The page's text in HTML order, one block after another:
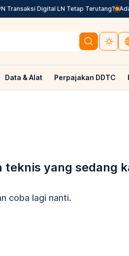
Digital LN Tetap Terutang? Ada
Data & Alat Perpajakan DDTC
teknis yang sedang
coba lagi nanti.